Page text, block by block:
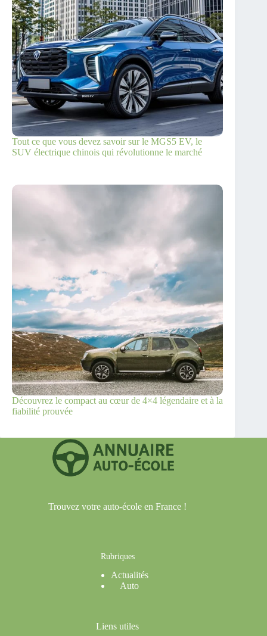
Tout ce que vous devez savoir sur le MGS5 EV, le
SUV électrique chinois qui révolutionne le marché
Découvrez le compact au cœur de 4×4 légendaire et à la
fiabilité prouvée
Trouvez votre auto-école en France !
Rubriques
Actualités
Auto
Liens utiles